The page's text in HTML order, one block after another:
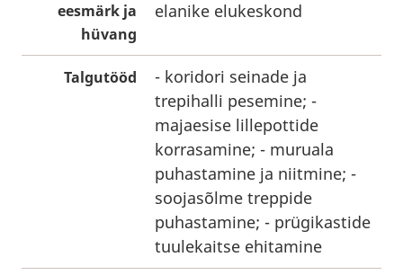
eesmärk ja
hüvang
elanike elukeskond
Talgutööd
- koridori seinade ja
trepihalli pesemine; -
majaesise lillepottide
korrasamine; - muruala
puhastamine ja niitmine; -
soojasõlme treppide
puhastamine; - prügikastide
tuulekaitse ehitamine